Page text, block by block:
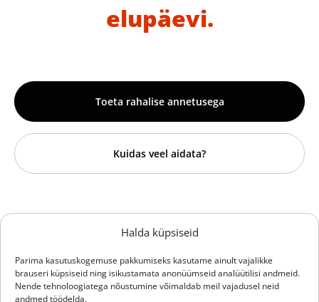
Halda küpsiseid
Parima kasutuskogemuse pakkumiseks kasutame ainult vajalikke
brauseri küpsiseid ning isikustamata anonüümseid analüütilisi andmeid.
Nende tehnoloogiatega nõustumine võimaldab meil vajadusel neid
andmed töödelda.
elupäevi.
Toeta rahalise annetusega
Kuidas veel aidata?
Sihtasutus Hille Tänavsuu
Reg.nr 90012656